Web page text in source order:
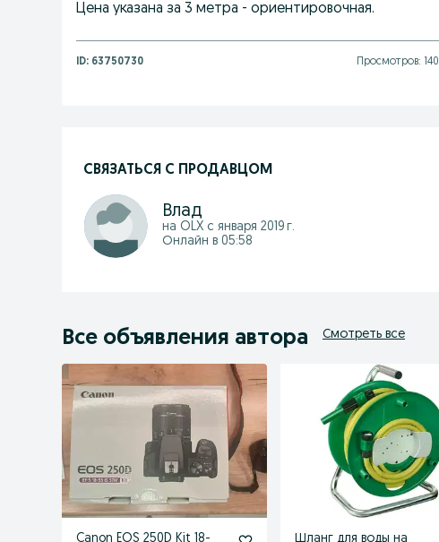
Цена указана за 3 метра - ориентировочная.
ID: 63750730 Просмотров: 140
СВЯЗАТЬСЯ С ПРОДАВЦОМ
Влад
на OLX с января 2019 г.
Онлайн в 05:58
Все объявления автора Смотреть все
Canon EOS 250D Kit 18-
Шланг для воды на